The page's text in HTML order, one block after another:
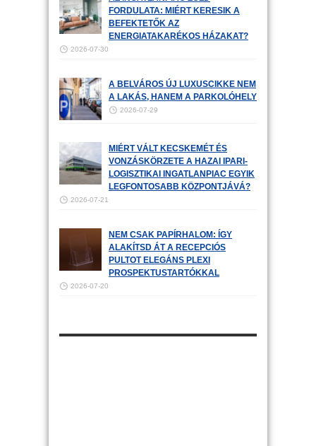
FORDULATA: MIÉRT KERESIK A
BEFEKTETŐK AZ
ENERGIATAKARÉKOS HÁZAKAT?
2026-07-30
A BELVÁROS ÚJ LUXUSCIKKE NEM
A LAKÁS, HANEM A PARKOLÓHELY
2026-07-29
MIÉRT VÁLT KECSKEMÉT ÉS
VONZÁSKÖRZETE A HAZAI IPARI-
LOGISZTIKAI INGATLANPIAC EGYIK
LEGFONTOSABB KÖZPONTJÁVÁ?
2026-07-21
NEM CSAK PAPÍRHALOM: ÍGY
ALAKÍTSD ÁT A RECEPCIÓS
PULTOT ELEGÁNS PLEXI
PROSPEKTUSTARTÓKKAL
2026-07-20